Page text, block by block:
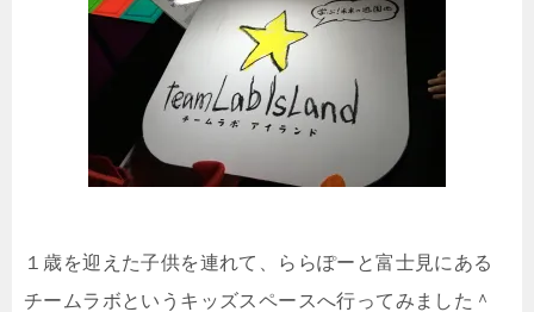
１歳を迎えた子供を連れて、ららぽーと富士見にある
チームラボというキッズスペースへ行ってみました＾